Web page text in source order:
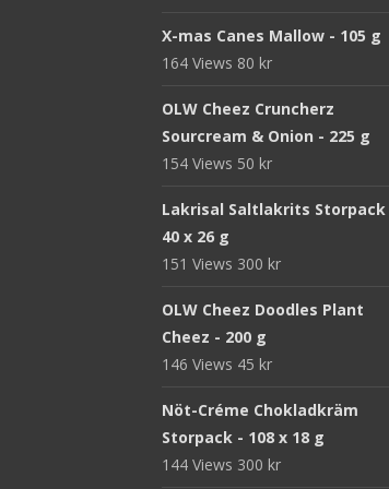
X-mas Canes Mallow - 105 g
164 Views 80 kr
OLW Cheez Cruncherz
Sourcream & Onion - 225 g
154 Views 50 kr
Lakrisal Saltlakrits Storpack
40 x 26 g
151 Views 300 kr
OLW Cheez Doodles Plant
Cheez - 200 g
146 Views 45 kr
Nöt-Créme Chokladkräm
Storpack - 108 x 18 g
144 Views 300 kr